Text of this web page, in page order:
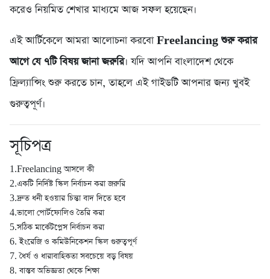
করেও নিয়মিত শেখার মাধ্যমে আজ সফল হয়েছেন।
এই আর্টিকেলে আমরা আলোচনা করবোFreelancing শুরু করার
আগে যে ৭টি বিষয় জানা জরুরি। যদি আপনি বাংলাদেশ থেকে
ফ্রিল্যান্সিং শুরু করতে চান, তাহলে এই গাইডটি আপনার জন্য খুবই
গুরুত্বপূর্ণ।
সূচিপত্র
1.Freelancing আসলে কী
2.একটি নির্দিষ্ট স্কিল নির্বাচন করা জরুরি
3.দ্রুত ধনী হওয়ার চিন্তা বাদ দিতে হবে
4.ভালো পোর্টফোলিও তৈরি করা
5.সঠিক মার্কেটপ্লেস নির্বাচন করা
6. ইংরেজি ও কমিউনিকেশন স্কিল গুরুত্বপূর্ণ
7. ধৈর্য ও ধারাবাহিকতা সবচেয়ে বড় বিষয়
8. বাস্তব অভিজ্ঞতা থেকে শিক্ষা